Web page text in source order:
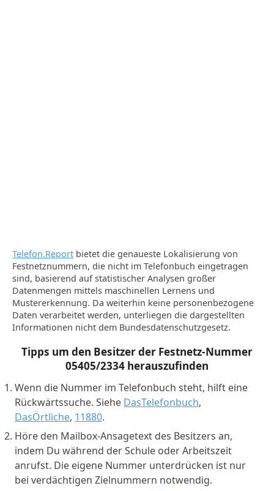
Telefon.Report bietet die genaueste Lokalisierung von
Festnetznummern, die nicht im Telefonbuch eingetragen
sind, basierend auf statistischer Analysen großer
Datenmengen mittels maschinellen Lernens und
Mustererkennung. Da weiterhin keine personenbezogene
Daten verarbeitet werden, unterliegen die dargestellten
Informationen nicht dem Bundesdatenschutzgesetz.
Tipps um den Besitzer der Festnetz-Nummer
05405/2334 herauszufinden
Wenn die Nummer im Telefonbuch steht, hilft eine
Rückwärtssuche. Siehe DasTelefonbuch,
DasÖrtliche, 11880.
Höre den Mailbox-Ansagetext des Besitzers an,
indem Du während der Schule oder Arbeitszeit
anrufst. Die eigene Nummer unterdrücken ist nur
bei verdächtigen Zielnummern notwendig.